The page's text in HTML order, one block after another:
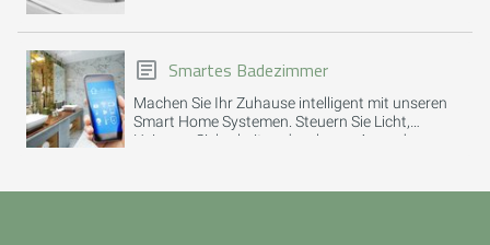
Smartes Badezimmer
Machen Sie Ihr Zuhause intelligent mit unseren
Smart Home Systemen. Steuern Sie Licht,
Heizung, Sicherheit und mehr per App oder